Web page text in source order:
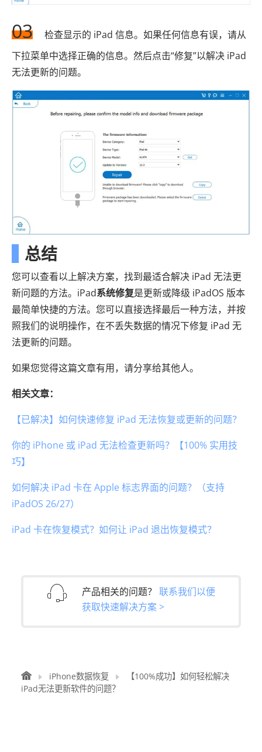
03
检查显示的 iPad 信息。如果任何信息有误，请从
下拉菜单中选择正确的信息。然后点击“修复”以解决 iPad
无法更新的问题。
总结
您可以查看以上解决方案，找到最适合解决 iPad 无法更
新问题的方法。iPad系统修复是更新或降级 iPadOS 版本
最简单快捷的方法。您可以直接选择最后一种方法，并按
照我们的说明操作，在不丢失数据的情况下修复 iPad 无
法更新的问题。
如果您觉得这篇文章有用，请分享给其他人。
相关文章：
【已解决】如何快速修复 iPad 无法恢复或更新的问题？
你的 iPhone 或 iPad 无法检查更新吗？【100% 实用技
巧】
如何解决 iPad 卡在 Apple 标志界面的问题？（支持
iPadOS 26/27）
iPad 卡在恢复模式？如何让 iPad 退出恢复模式？
产品相关的问题？ 联系我们以便
获取快速解决方案 >
iPhone数据恢复
【100%成功】如何轻松解决
iPad无法更新软件的问题？